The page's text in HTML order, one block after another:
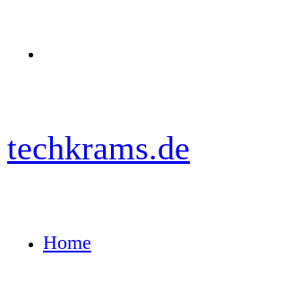
techkrams.de
Home